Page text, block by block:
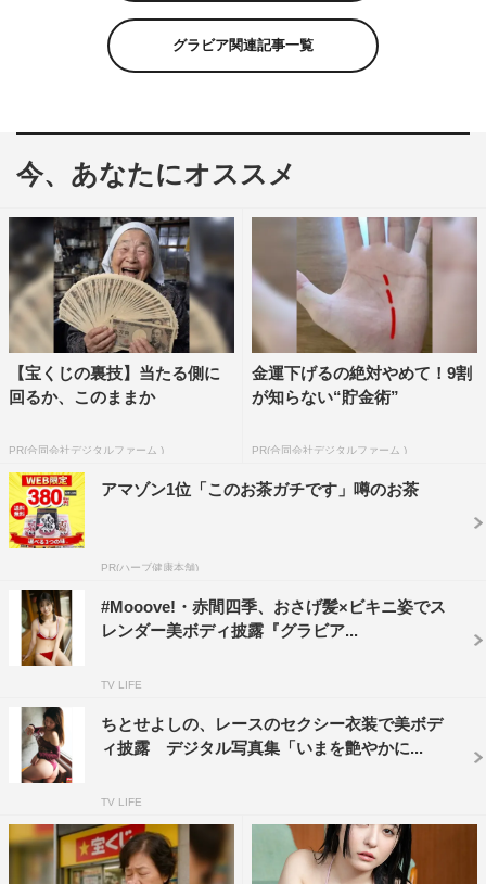
グラビア関連記事一覧
今、あなたにオススメ
【宝くじの裏技】当たる側に
回るか、このままか
PR(合同会社デジタルファーム )
金運下げるの絶対やめて！9割
が知らない“貯金術”
PR(合同会社デジタルファーム )
アマゾン1位「このお茶ガチです」噂のお茶
PR(ハーブ健康本舗)
#Mooove!・赤間四季、おさげ髪×ビキニ姿でス
レンダー美ボディ披露『グラビア...
TV LIFE
ちとせよしの、レースのセクシー衣装で美ボデ
ィ披露 デジタル写真集「いまを艶やかに...
TV LIFE